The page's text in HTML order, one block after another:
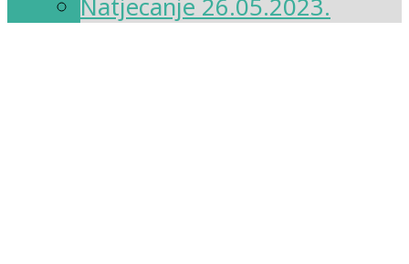
Natjecanje 26.05.2023.